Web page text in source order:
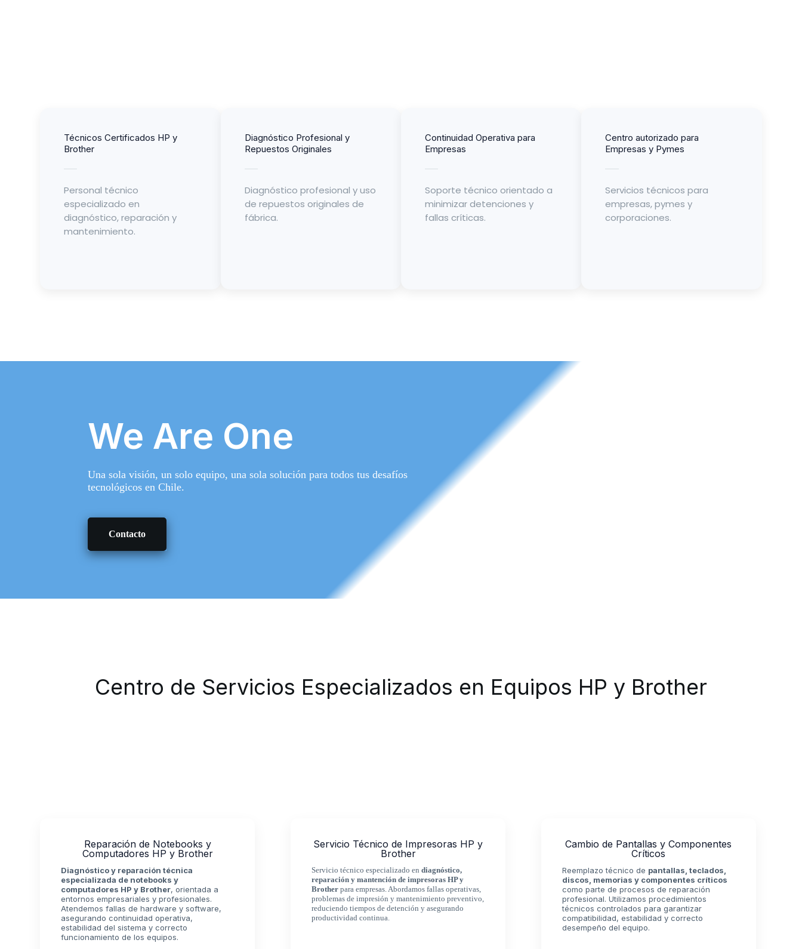
Técnicos Certificados HP y
Brother
Personal técnico
especializado en
diagnóstico, reparación y
mantenimiento.
Diagnóstico Profesional y
Repuestos Originales
Diagnóstico profesional y uso
de repuestos originales de
fábrica.
Continuidad Operativa para
Empresas
Soporte técnico orientado a
minimizar detenciones y
fallas críticas.
Centro autorizado para
Empresas y Pymes
Servicios técnicos para
empresas, pymes y
corporaciones.
We Are One
Una sola visión, un solo equipo, una sola solución para todos tus desafíos
tecnológicos en Chile.
Contacto
Centro de Servicios Especializados en Equipos HP y Brother
Reparación de Notebooks y
Computadores HP y Brother
Diagnóstico y reparación técnica
especializada de notebooks y
computadores HP y Brother, orientada a
entornos empresariales y profesionales.
Atendemos fallas de hardware y software,
asegurando continuidad operativa,
estabilidad del sistema y correcto
funcionamiento de los equipos.
Servicio Técnico de Impresoras HP y
Brother
Servicio técnico especializado endiagnóstico,
reparación y mantención de impresoras HP y
Brother para empresas. Abordamos fallas operativas,
problemas de impresión y mantenimiento preventivo,
reduciendo tiempos de detención y asegurando
productividad continua.
Cambio de Pantallas y Componentes
Críticos
Reemplazo técnico de pantallas, teclados,
discos, memorias y componentes críticos
como parte de procesos de reparación
profesional. Utilizamos procedimientos
técnicos controlados para garantizar
compatibilidad, estabilidad y correcto
desempeño del equipo.